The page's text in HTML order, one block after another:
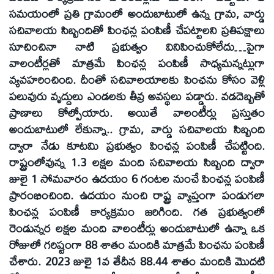
సమయంలో ప్రతి గ్రామంలో అందుబాటులో ఉన్న గ్రామ, వార్డు
సచివాలయ సిబ్బందితో పింఛన్ల పంపిణీ చేపట్టాలని ప్రతిపక్షాలు
సూచించినా నాటి ప్రభుత్వం వినిపించుకోలేదు…పైగా
వాలంటీర్లతో మాత్రమే పింఛన్ల పంపిణీ సాధ్యమన్నట్లుగా
వ్యవహరించింది. దీంతో సచివాలయాలకు పింఛను కోసం వెళ్లి
పలువురు వృద్దులు ఎండలకు తీవ్ర అవస్థలు పడ్డారు. వడదెబ్బతో
ప్రాణాలు కోల్పోయారు. అయితే వాలంటీర్లు ప్రస్తుతం
అందుబాటులో లేకున్నా.. గ్రామ, వార్డు సచివాలయ సిబ్బంది
ద్వారా నేడు కూటమి ప్రభుత్వం పింఛన్ల పంపిణీ చేపట్టింది.
రాష్ట్రంలోవున్న 1.3 లక్షల మంది సచివాలయ సిబ్బంది ద్వారా
జులై 1 సోమవారం ఉదయం 6 గంటల నుంచే పింఛన్ల పంపిణీ
ప్రారంభించింది. ఉదయం నుంచి రాష్ట్ర వ్యాప్తంగా పండుగలా
పింఛన్ల పంపిణీ కార్యక్రమం జరిగింది. గత ప్రభుత్వంలో
రెండున్నర లక్షల మంది వాలంటీర్లు అందుబాటులో ఉన్నా ఒక
రోజులో గరిష్టంగా 88 శాతం మందికి మాత్రమే పింఛను పంపిణీ
చేశారు. 2023 జులై 1వ తేదీన 88.44 శాతం మందికి మొదటి